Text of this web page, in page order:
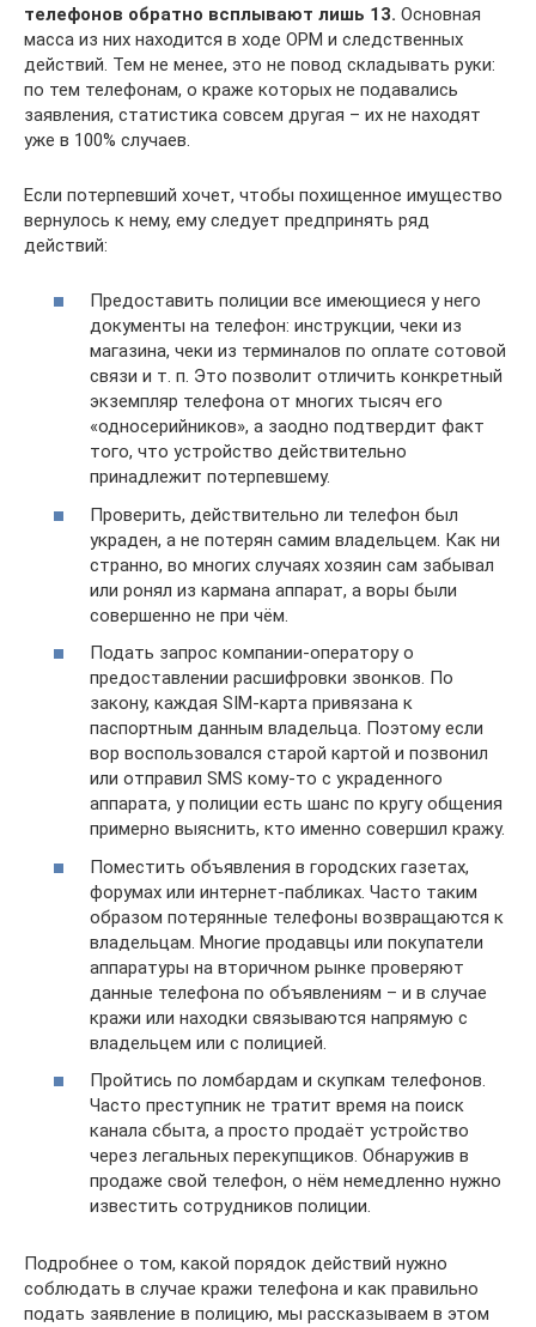
телефонов обратно всплывают лишь 13. Основная
масса из них находится в ходе ОРМ и следственных
действий. Тем не менее, это не повод складывать руки:
по тем телефонам, о краже которых не подавались
заявления, статистика совсем другая – их не находят
уже в 100% случаев.
Если потерпевший хочет, чтобы похищенное имущество
вернулось к нему, ему следует предпринять ряд
действий:
Предоставить полиции все имеющиеся у него
документы на телефон: инструкции, чеки из
магазина, чеки из терминалов по оплате сотовой
связи и т. п. Это позволит отличить конкретный
экземпляр телефона от многих тысяч его
«односерийников», а заодно подтвердит факт
того, что устройство действительно
принадлежит потерпевшему.
Проверить, действительно ли телефон был
украден, а не потерян самим владельцем. Как ни
странно, во многих случаях хозяин сам забывал
или ронял из кармана аппарат, а воры были
совершенно не при чём.
Подать запрос компании-оператору о
предоставлении расшифровки звонков. По
закону, каждая SIM-карта привязана к
паспортным данным владельца. Поэтому если
вор воспользовался старой картой и позвонил
или отправил SMS кому-то с украденного
аппарата, у полиции есть шанс по кругу общения
примерно выяснить, кто именно совершил кражу.
Поместить объявления в городских газетах,
форумах или интернет-пабликах. Часто таким
образом потерянные телефоны возвращаются к
владельцам. Многие продавцы или покупатели
аппаратуры на вторичном рынке проверяют
данные телефона по объявлениям – и в случае
кражи или находки связываются напрямую с
владельцем или с полицией.
Пройтись по ломбардам и скупкам телефонов.
Часто преступник не тратит время на поиск
канала сбыта, а просто продаёт устройство
через легальных перекупщиков. Обнаружив в
продаже свой телефон, о нём немедленно нужно
известить сотрудников полиции.
Подробнее о том, какой порядок действий нужно
соблюдать в случае кражи телефона и как правильно
подать заявление в полицию, мы рассказываем в этом